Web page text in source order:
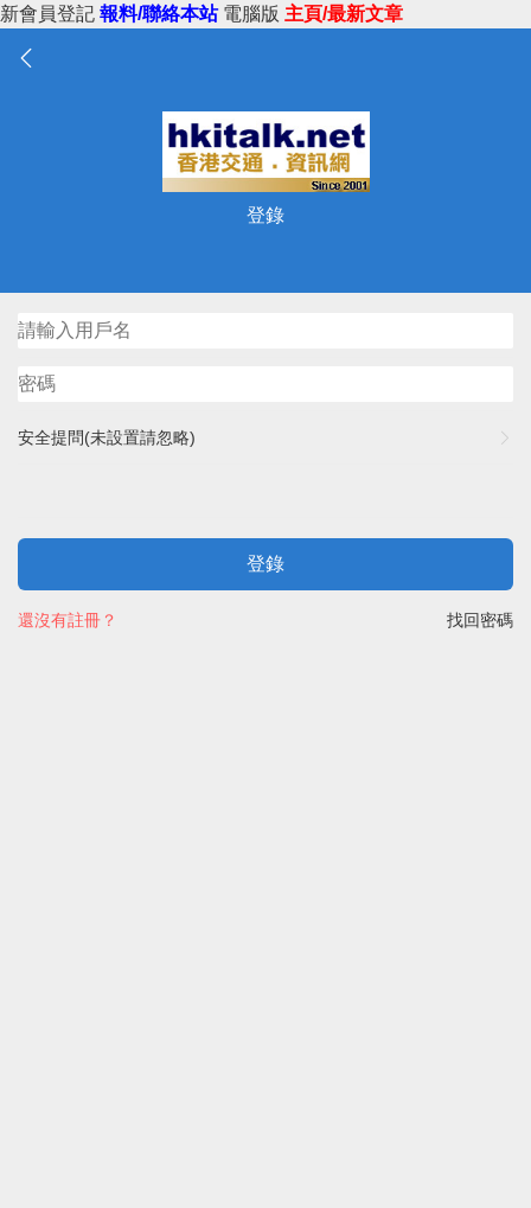
新會員登記 報料/聯絡本站 電腦版 主頁/最新文章
登錄
安全提問(未設置請忽略)
登錄
找回密碼
還沒有註冊？